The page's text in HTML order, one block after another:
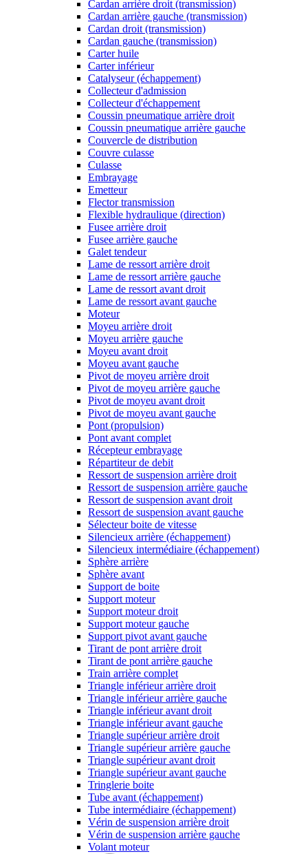
Cardan arrière droit (transmission)
Cardan arrière gauche (transmission)
Cardan droit (transmission)
Cardan gauche (transmission)
Carter huile
Carter inférieur
Catalyseur (échappement)
Collecteur d'admission
Collecteur d'échappement
Coussin pneumatique arrière droit
Coussin pneumatique arrière gauche
Couvercle de distribution
Couvre culasse
Culasse
Embrayage
Emetteur
Flector transmission
Flexible hydraulique (direction)
Fusee arrière droit
Fusee arrière gauche
Galet tendeur
Lame de ressort arrière droit
Lame de ressort arrière gauche
Lame de ressort avant droit
Lame de ressort avant gauche
Moteur
Moyeu arrière droit
Moyeu arrière gauche
Moyeu avant droit
Moyeu avant gauche
Pivot de moyeu arrière droit
Pivot de moyeu arrière gauche
Pivot de moyeu avant droit
Pivot de moyeu avant gauche
Pont (propulsion)
Pont avant complet
Récepteur embrayage
Répartiteur de debit
Ressort de suspension arrière droit
Ressort de suspension arrière gauche
Ressort de suspension avant droit
Ressort de suspension avant gauche
Sélecteur boite de vitesse
Silencieux arrière (échappement)
Silencieux intermédiaire (échappement)
Sphère arrière
Sphère avant
Support de boite
Support moteur
Support moteur droit
Support moteur gauche
Support pivot avant gauche
Tirant de pont arrière droit
Tirant de pont arrière gauche
Train arrière complet
Triangle inférieur arrière droit
Triangle inférieur arrière gauche
Triangle inférieur avant droit
Triangle inférieur avant gauche
Triangle supérieur arrière droit
Triangle supérieur arrière gauche
Triangle supérieur avant droit
Triangle supérieur avant gauche
Tringlerie boite
Tube avant (échappement)
Tube intermédiaire (échappement)
Vérin de suspension arrière droit
Vérin de suspension arrière gauche
Volant moteur